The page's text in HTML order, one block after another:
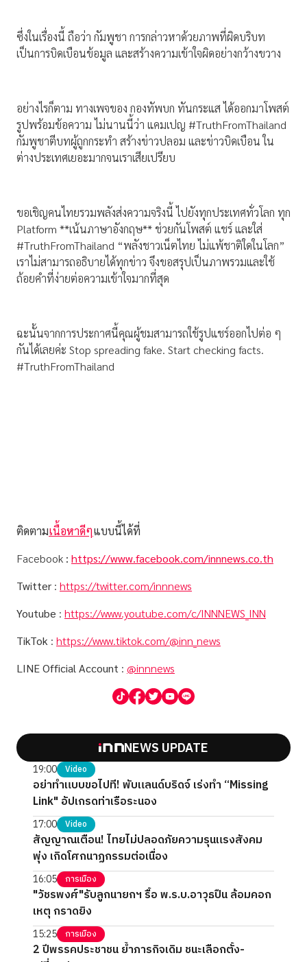
ซึ่งในเรื่องนี้ ถือว่า กัมพูชา การกล่าวหาด้วยภาพที่ผิดบริบท
เป็นการบิดเบือนข้อมูล และสร้างความเข้าใจผิดอย่างกว้างขวาง
อย่างไรก็ตาม ทางเพจของ กองทัพบก ทันกระแส ได้ออกมาโพสต์
รูปพร้อมข้อความ ไม่นานนี้ว่า แคมเปญ #TruthFromThailand
กัมพูชาตีบทผู้ถูกกระทำ สร้างข่าวปลอม และข่าวบิดเบือน ใน
ต่างประเทศเยอะมากจนเราเสียเปรียบ
ขอเชิญคนไทยรวมพลังส่งความจริงนี้ ไปยังทุกประเทศทั่วโลก ทุก
Platform **เน้นภาษาอังกฤษ** ช่วยกันโพสต์ แชร์ และใส่
#TruthFromThailand “พลังชาวเน็ตไทย ไม่แพ้ชาติใดในโลก”
เราไม่สามารถอธิบายได้ทุกข่าว จึงขอสรุปเป็นภาพรวมและใช้
ถ้อยคำที่ง่ายต่อความเข้าใจมากที่สุด
ฉะนั้นจากการประกาศนี้คุณผู้ชมสามารถใช้รูปแชร์ออกไปต่อ ๆ
กันได้เลยค่ะ Stop spreading fake. Start checking facts.
#TruthFromThailand
ติดตามเนื้อหาดีๆแบบนี้ได้ที่
Facebook : https://www.facebook.com/innnews.co.th
Twitter : https://twitter.com/innnews
Youtube : https://www.youtube.com/c/INNNEWS_INN
TikTok : https://www.tiktok.com/@inn_news
LINE Official Account : @innnews
NEWS UPDATE
19:00 Video
อย่าทำแบบขอไปที! พับแลนด์บริดจ์ เร่งทำ “Missing
Link" อัปเกรดท่าเรือระนอง
17:00 Video
สัญญาณเตือน! ไทยไม่ปลอดภัยความรุนแรงสังคม
พุ่ง เกิดโศกนาฏกรรมต่อเนื่อง
16:05 การเมือง
"วัชรพงศ์"รับลูกนายกฯ รื้อ พ.ร.บ.อาวุธปืน ล้อมคอก
เหตุ กราดยิง
15:25 การเมือง
2 ปีพรรคประชาชน ย้ำภารกิจเดิม ชนะเลือกตั้ง-